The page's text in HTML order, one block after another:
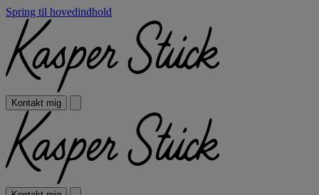
Spring til hovedindhold
Kontakt mig